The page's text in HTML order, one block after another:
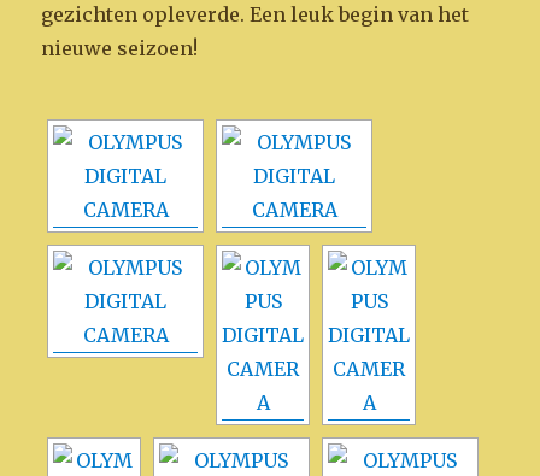
gezichten opleverde. Een leuk begin van het
nieuwe seizoen!